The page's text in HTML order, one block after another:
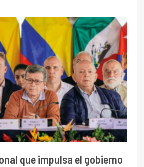
que impulsa el gobierno